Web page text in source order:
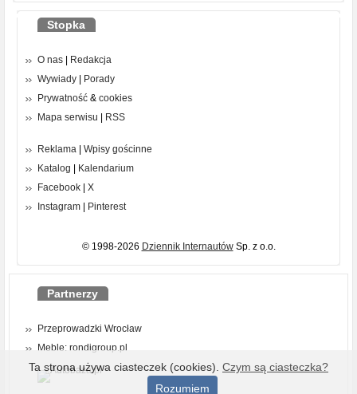
Stopka
O nas
Redakcja
Wywiady
Porady
Prywatność & cookies
Mapa serwisu
RSS
Reklama
Wpisy gościnne
Katalog
Kalendarium
Facebook
X
Instagram
Pinterest
© 1998-2026 Dziennik InternautówSp. z o.o.
Partnerzy
Przeprowadzki Wrocław
Meble: rondigroup.pl
Ta strona używa ciasteczek (cookies). Czym są ciasteczka?
Rozumiem